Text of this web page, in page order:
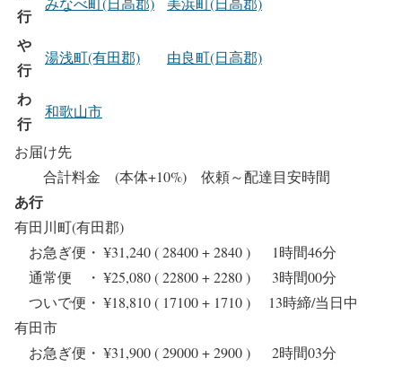
行
や
行
湯浅町(有田郡) 由良町(日高郡)
わ
行
和歌山市
お届け先
合計料金 (本体+10%) 依頼～配達目安時間
あ行
有田川町(有田郡)
お急ぎ便・ ¥31,240 ( 28400 + 2840 ) 1時間46分
通常便 ・ ¥25,080 ( 22800 + 2280 ) 3時間00分
ついで便・ ¥18,810 ( 17100 + 1710 ) 13時締/当日中
有田市
お急ぎ便・ ¥31,900 ( 29000 + 2900 ) 2時間03分